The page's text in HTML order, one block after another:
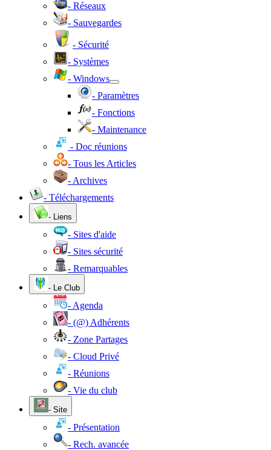
- Réseaux
- Sauvegardes
- Sécurité
- Systèmes
- Windows
- Paramètres
- Fonctions
- Maintenance
- Doc réunions
- Tous les Articles
- Archives
- Téléchargements
- Liens
- Sites d'aide
- Sites sécurité
- Remarquables
- Le Club
- Agenda
- (@) Adhérents
- Zone Partages
- Cloud Privé
- Réunions
- Vie du club
- Site
- Présentation
- Rech. avancée